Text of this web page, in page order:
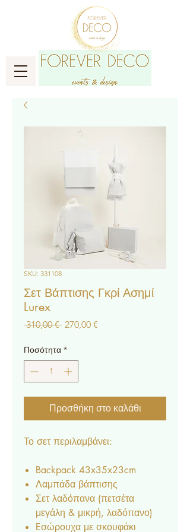
SKU: 331108
Σετ Βάπτισης Γκρί Ασημί
Lurex
310,00 € Κανονική
270,00 €
Ποσότητα *
Προσθήκη στο καλάθι
Το σετ περιλαμβάνει:
Backpack 43x35x23cm
Λαμπάδα βάπτισης
Σετ λαδόπανα (πετσέτα
μεγάλη & μικρή, λαδόπανο)
Eσώρουχα με σκουφάκι